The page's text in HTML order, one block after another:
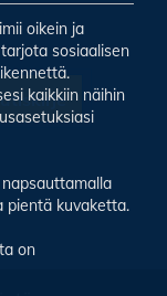
oikein ja
sosiaalisen
kaikkiin näihin
pientä kuvaketta.
on